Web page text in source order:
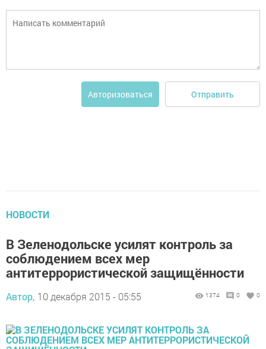
Авторизоваться Отправить
НОВОСТИ
В Зеленодольске усилят контроль за
соблюдением всех мер
антитеррористической защищённости
Автор, 10 декабря 2015 - 05:55 1374 0 0